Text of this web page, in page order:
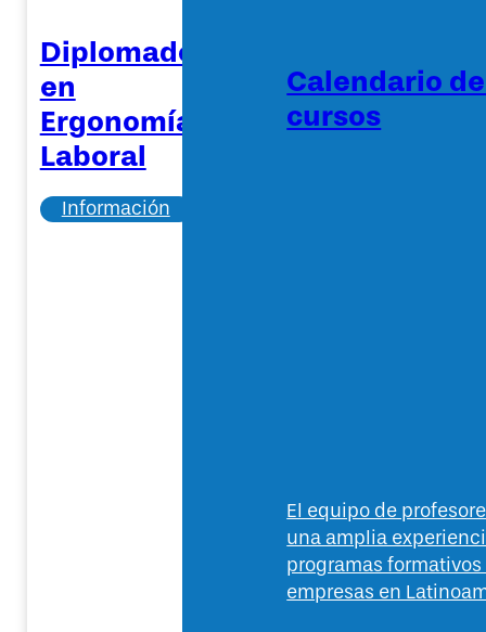
Diplomado
en
Ergonomía
Laboral
Información
Calendario
cursos
El equipo de
una amplia
programas
empresas en